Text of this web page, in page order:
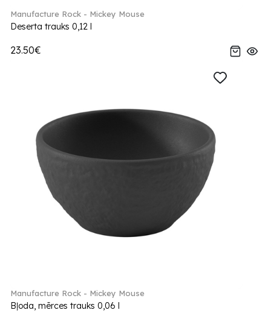
Manufacture Rock - Mickey Mouse
Deserta trauks 0,12 l
23.50€
Manufacture Rock - Mickey Mouse
Bļoda, mērces trauks 0,06 l